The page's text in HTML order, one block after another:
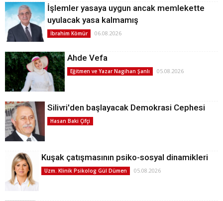
İşlemler yasaya uygun ancak memlekette
uyulacak yasa kalmamış
İbrahim Kömür 06.08.2026
Ahde Vefa
Eğitmen ve Yazar Nagihan Şanlı 05.08.2026
Silivri'den başlayacak Demokrasi Cephesi
Hasan Baki Çifçi
Kuşak çatışmasının psiko-sosyal dinamikleri
Uzm. Klinik Psikolog Gül Dümen 05.08.2026